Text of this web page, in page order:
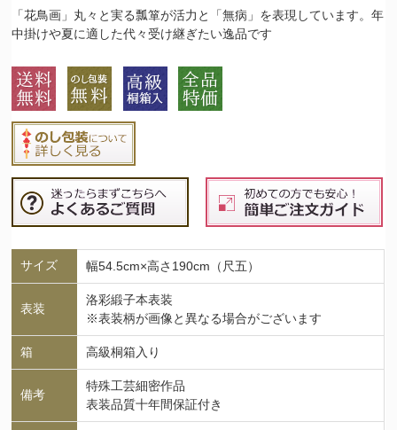
「花鳥画」丸々と実る瓢箪が活力と「無病」を表現しています。年
中掛けや夏に適した代々受け継ぎたい逸品です
サイズ 幅54.5cm×高さ190cm（尺五）
表装
洛彩緞子本表装
※表装柄が画像と異なる場合がございます
箱 高級桐箱入り
備考
特殊工芸細密作品
表装品質十年間保証付き